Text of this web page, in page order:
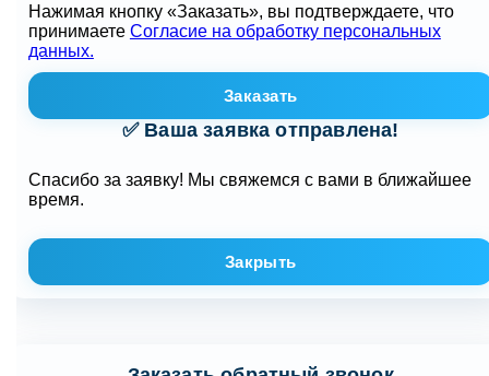
Нажимая кнопку «Заказать», вы подтверждаете, что
принимаетеСогласие на обработку персональных
данных.
Заказать
✅ Ваша заявка отправлена!
Спасибо за заявку! Мы свяжемся с вами в ближайшее
время.
Закрыть